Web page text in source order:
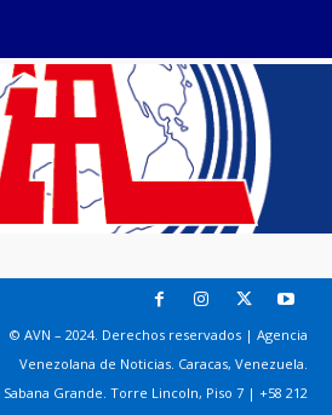
© AVN – 2024. Derechos reservados | Agencia
Venezolana de Noticias. Caracas, Venezuela.
Sabana Grande. Torre Lincoln, Piso 7 | +58 212